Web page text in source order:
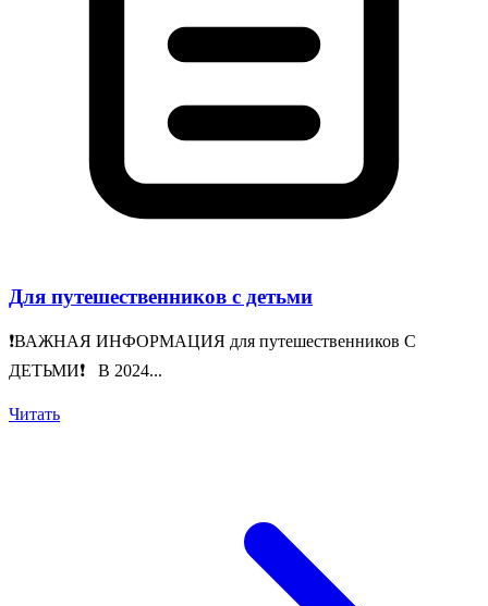
Для путешественников с детьми
❗️ВАЖНАЯ ИНФОРМАЦИЯ для путешественников С
ДЕТЬМИ❗️ В 2024...
Читать